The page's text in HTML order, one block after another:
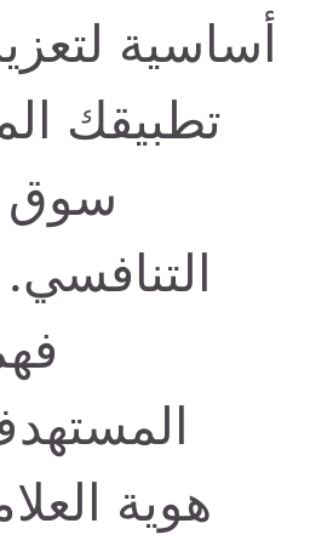
أساسية
تطبيقك
سوق
هوية